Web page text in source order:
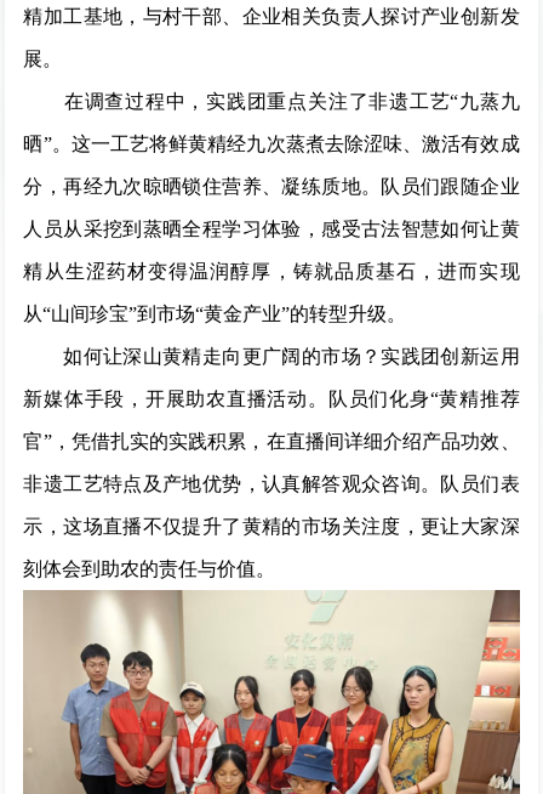
精加工基地，与村干部、企业相关负责人探讨产业创新发
展。
在调查过程中，实践团重点关注了非遗工艺“九蒸九
晒”。这一工艺将鲜黄精经九次蒸煮去除涩味、激活有效成
分，再经九次晾晒锁住营养、凝练质地。队员们跟随企业
人员从采挖到蒸晒全程学习体验，感受古法智慧如何让黄
精从生涩药材变得温润醇厚，铸就品质基石，进而实现
从“山间珍宝”到市场“黄金产业”的转型升级。
如何让深山黄精走向更广阔的市场？实践团创新运用
新媒体手段，开展助农直播活动。队员们化身“黄精推荐
官”，凭借扎实的实践积累，在直播间详细介绍产品功效、
非遗工艺特点及产地优势，认真解答观众咨询。队员们表
示，这场直播不仅提升了黄精的市场关注度，更让大家深
刻体会到助农的责任与价值。